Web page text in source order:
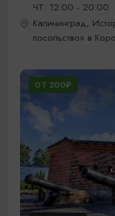
ЧТ: 12:00 - 20:00
Калининград,
посольство» в
ОТ 200₽